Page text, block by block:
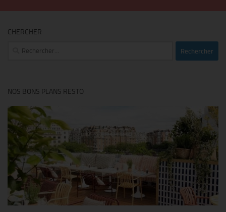
CHERCHER
Rechercher :
NOS BONS PLANS RESTO